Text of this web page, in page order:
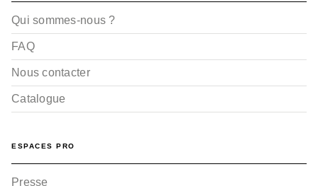
Qui sommes-nous ?
FAQ
Nous contacter
Catalogue
ESPACES PRO
Presse